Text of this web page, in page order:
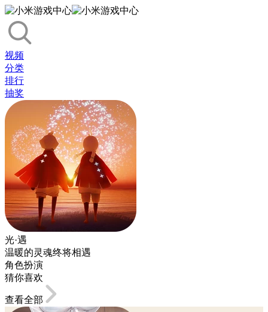
视频
分类
排行
抽奖
光·遇
温暖的灵魂终将相遇
角色扮演
猜你喜欢
查看全部